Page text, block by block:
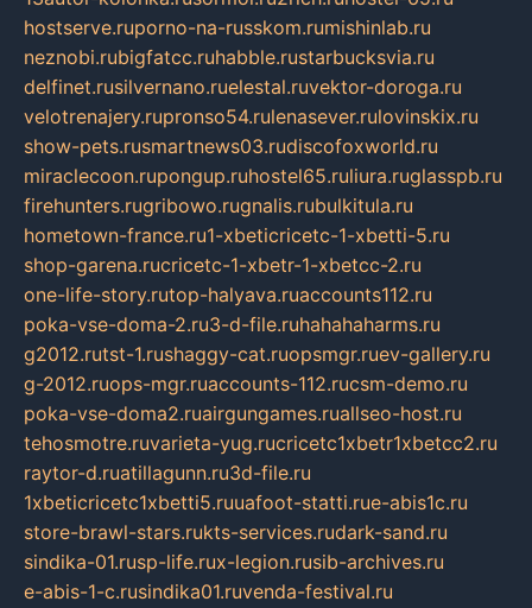
hostserve.ruporno-na-russkom.rumishinlab.ru
neznobi.rubigfatcc.ruhabble.rustarbucksvia.ru
delfinet.rusilvernano.ruelestal.ruvektor-doroga.ru
velotrenajery.rupronso54.rulenasever.rulovinskix.ru
show-pets.rusmartnews03.rudiscofoxworld.ru
miraclecoon.rupongup.ruhostel65.ruliura.ruglasspb.ru
firehunters.rugribowo.rugnalis.rubulkitula.ru
hometown-france.ru1-xbeticricetc-1-xbetti-5.ru
shop-garena.rucricetc-1-xbetr-1-xbetcc-2.ru
one-life-story.rutop-halyava.ruaccounts112.ru
poka-vse-doma-2.ru3-d-file.ruhahahaharms.ru
g2012.rutst-1.rushaggy-cat.ruopsmgr.ruev-gallery.ru
g-2012.ruops-mgr.ruaccounts-112.rucsm-demo.ru
poka-vse-doma2.ruairgungames.ruallseo-host.ru
tehosmotre.ruvarieta-yug.rucricetc1xbetr1xbetcc2.ru
raytor-d.ruatillagunn.ru3d-file.ru
1xbeticricetc1xbetti5.ruuafoot-statti.rue-abis1c.ru
store-brawl-stars.rukts-services.rudark-sand.ru
sindika-01.rusp-life.rux-legion.rusib-archives.ru
e-abis-1-c.rusindika01.ruvenda-festival.ru